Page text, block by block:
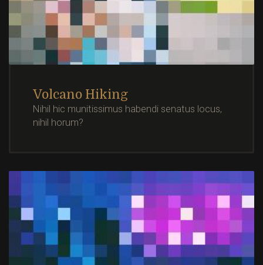
Volcano Hiking
Nihil hic munitissimus habendi senatus locus,
nihil horum?